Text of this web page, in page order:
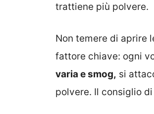
trattiene più polvere.
Non temere di aprire
fattore chiave: ogni
varia e smog, si
polvere. Il consiglio